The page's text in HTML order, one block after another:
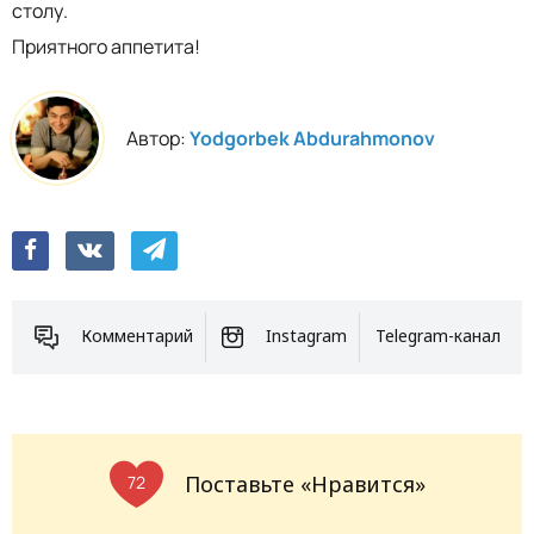
столу.
Приятного аппетита!
Автор:Yodgorbek Abdurahmonov
Комментарий Instagram Telegram-канал
72 Поставьте «Нравится»